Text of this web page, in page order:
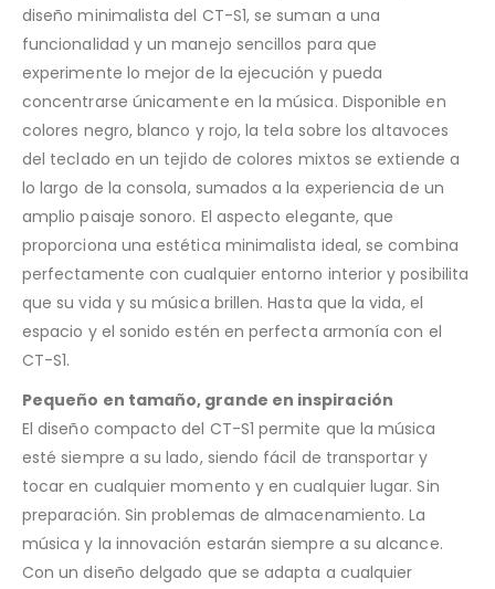
diseño minimalista del CT-S1, se suman a una
funcionalidad y un manejo sencillos para que
experimente lo mejor de la ejecución y pueda
concentrarse únicamente en la música. Disponible en
colores negro, blanco y rojo, la tela sobre los altavoces
del teclado en un tejido de colores mixtos se extiende a
lo largo de la consola, sumados a la experiencia de un
amplio paisaje sonoro. El aspecto elegante, que
proporciona una estética minimalista ideal, se combina
perfectamente con cualquier entorno interior y posibilita
que su vida y su música brillen. Hasta que la vida, el
espacio y el sonido estén en perfecta armonía con el
CT-S1.
Pequeño en tamaño, grande en inspiración
El diseño compacto del CT-S1 permite que la música
esté siempre a su lado, siendo fácil de transportar y
tocar en cualquier momento y en cualquier lugar. Sin
preparación. Sin problemas de almacenamiento. La
música y la innovación estarán siempre a su alcance.
Con un diseño delgado que se adapta a cualquier